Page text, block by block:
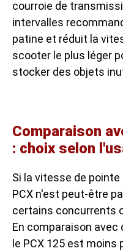
courroie de
intervalles
patine et réduit la
scooter le plus léger
stocker des objets
Comparaison
: choix selon
Si la vitesse de
PCX n'est peut-être
certains concurrents
En comparaison avec
le PCX 125 est